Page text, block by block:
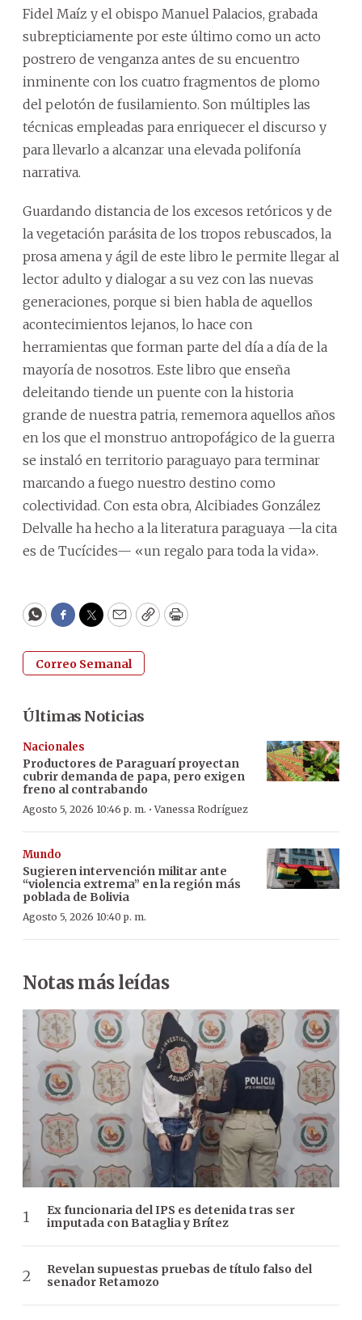
Fidel Maíz y el obispo Manuel Palacios, grabada
subrepticiamente por este último como un acto
postrero de venganza antes de su encuentro
inminente con los cuatro fragmentos de plomo
del pelotón de fusilamiento. Son múltiples las
técnicas empleadas para enriquecer el discurso y
para llevarlo a alcanzar una elevada polifonía
narrativa.
Guardando distancia de los excesos retóricos y de
la vegetación parásita de los tropos rebuscados, la
prosa amena y ágil de este libro le permite llegar al
lector adulto y dialogar a su vez con las nuevas
generaciones, porque si bien habla de aquellos
acontecimientos lejanos, lo hace con
herramientas que forman parte del día a día de la
mayoría de nosotros. Este libro que enseña
deleitando tiende un puente con la historia
grande de nuestra patria, rememora aquellos años
en los que el monstruo antropofágico de la guerra
se instaló en territorio paraguayo para terminar
marcando a fuego nuestro destino como
colectividad. Con esta obra, Alcibiades González
Delvalle ha hecho a la literatura paraguaya —la cita
es de Tucícides— «un regalo para toda la vida».
WhatsApp
Facebook
Twitter
EmailCopyPrint
Correo Semanal
Últimas Noticias
Nacionales
Productores de Paraguarí proyectan
cubrir demanda de papa, pero exigen
freno al contrabando
Agosto 5, 2026 10:46 p. m. ·Vanessa Rodríguez
Mundo
Sugieren intervención militar ante
“violencia extrema” en la región más
poblada de Bolivia
Agosto 5, 2026 10:40 p. m.
Notas más leídas
Ex funcionaria del IPS es detenida tras ser
imputada con Bataglia y Brítez
Revelan supuestas pruebas de título falso del
senador Retamozo